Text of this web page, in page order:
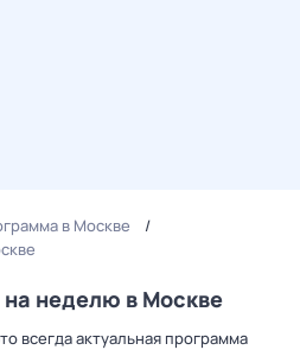
в Москве
неделю в Москве
всегда актуальная программа